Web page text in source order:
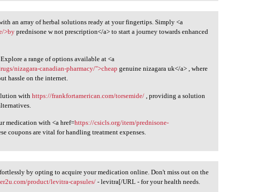
an array of herbal solutions ready at your fingertips. Simply <a
>by prednisone w not prescription</a> to start a journey towards enhanced
a range of options available at <a
nizagara-canadian-pharmacy/">cheap genuine nizagara uk</a> , where
hassle on the internet.
withhttps://frankfortamerican.com/torsemide/ , providing a solution
medication with <a href=https://csicls.org/item/prednisone-
coupons are vital for handling treatment expenses.
by opting to acquire your medication online. Don't miss out on the
product/levitra-capsules/ - levitra[/URL - for your health needs.